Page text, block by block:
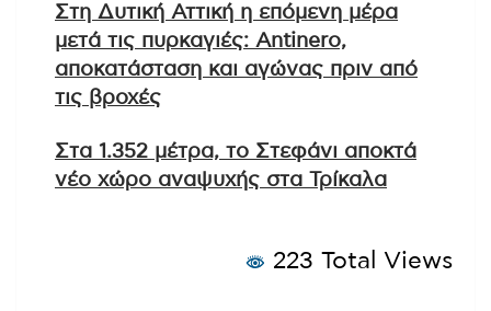
Στη Δυτική Αττική η επόμενη μέρα
μετά τις πυρκαγιές: Antinero,
αποκατάσταση και αγώνας πριν από
τις βροχές
Στα 1.352 μέτρα, το Στεφάνι αποκτά
νέο χώρο αναψυχής στα Τρίκαλα
223 Total Views